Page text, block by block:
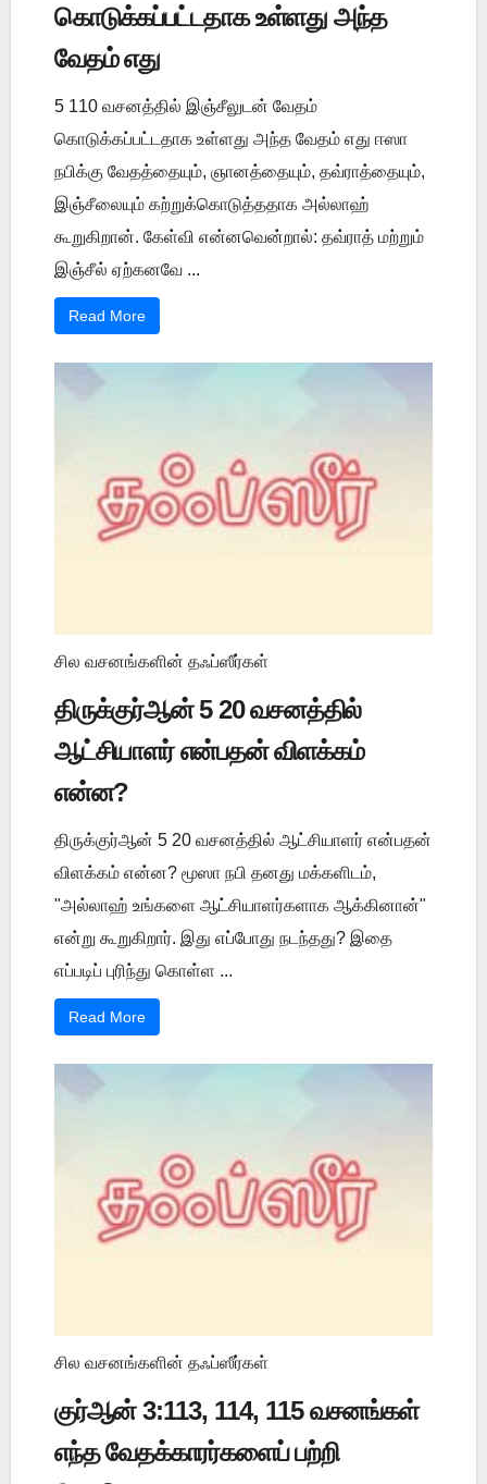
கொடுக்கப்பட்டதாக உள்ளது அந்த
வேதம் எது
5 110 வசனத்தில் இஞ்சீலுடன் வேதம்
கொடுக்கப்பட்டதாக உள்ளது அந்த வேதம் எது ஈஸா
நபிக்கு வேதத்தையும், ஞானத்தையும், தவ்ராத்தையும்,
இஞ்சீலையும் கற்றுக்கொடுத்ததாக அல்லாஹ்
கூறுகிறான். கேள்வி என்னவென்றால்: தவ்ராத் மற்றும்
இஞ்சீல் ஏற்கனவே ...
Read More
சில வசனங்களின் தஃப்ஸீர்கள்
திருக்குர்ஆன் 5 20 வசனத்தில்
ஆட்சியாளர் என்பதன் விளக்கம்
என்ன?
திருக்குர்ஆன் 5 20 வசனத்தில் ஆட்சியாளர் என்பதன்
விளக்கம் என்ன? மூஸா நபி தனது மக்களிடம்,
"அல்லாஹ் உங்களை ஆட்சியாளர்களாக ஆக்கினான்"
என்று கூறுகிறார். இது எப்போது நடந்தது? இதை
எப்படிப் புரிந்து கொள்ள ...
Read More
சில வசனங்களின் தஃப்ஸீர்கள்
குர்ஆன் 3:113, 114, 115 வசனங்கள்
எந்த வேதக்காரர்களைப் பற்றி